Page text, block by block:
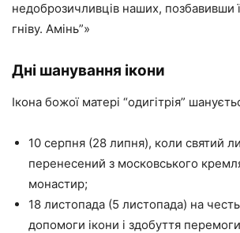
недоброзичливців наших, позбавивши
гніву. Амінь”»
Дні шанування ікони
Ікона божої матері “одигітрія”
10 серпня (28 липня), коли святий
перенесений з московського
монастир;
18 листопада (5 листопада) на
допомоги ікони і здобуття перемоги